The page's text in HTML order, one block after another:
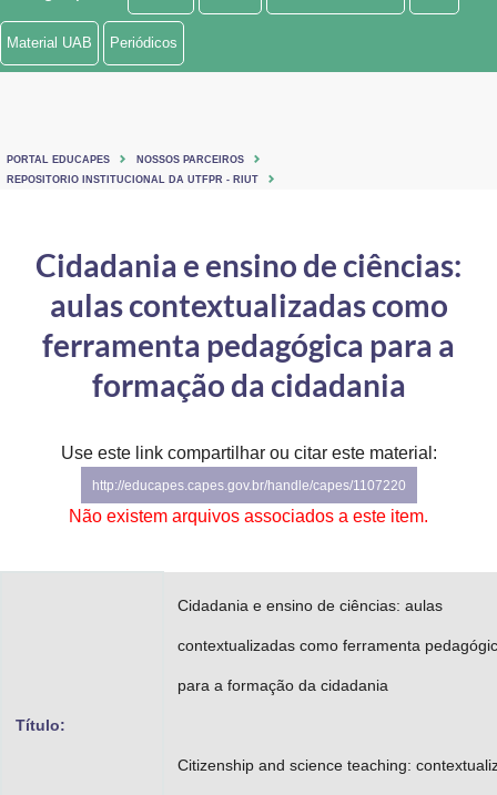
Ministério de Minas e Energia
Ministério do Turismo
Controladoria-Geral da União
Gabinete de Segurança Institucional
Advocacia-Geral da União
Material UAB Periódicos
PORTAL EDUCAPES
NOSSOS PARCEIROS
REPOSITORIO INSTITUCIONAL DA UTFPR - RIUT
Cidadania e ensino de ciências:
aulas contextualizadas como
ferramenta pedagógica para a
formação da cidadania
Use este link compartilhar ou citar este material:
http://educapes.capes.gov.br/handle/capes/1107220
Não existem arquivos associados a este item.
Título:
Cidadania e ensino de ciências: aulas
contextualizadas como ferramenta
para a formação da cidadania
Citizenship and science teaching: